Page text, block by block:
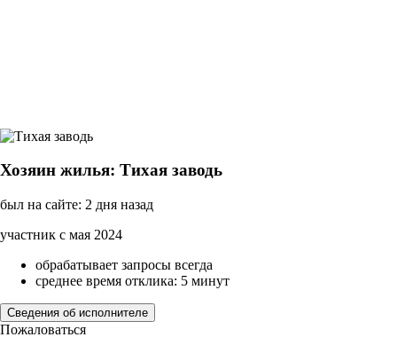
Хозяин жилья: Тихая заводь
был на сайте: 2 дня назад
участник с мая 2024
обрабатывает запросы всегда
среднее время отклика: 5 минут
Сведения об исполнителе
Пожаловаться